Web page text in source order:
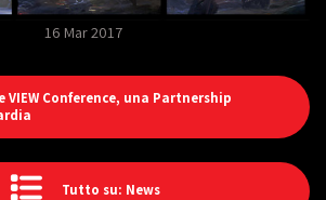
16 Mar 2017
VIEW Conference, una Partnership
Tutto su: News